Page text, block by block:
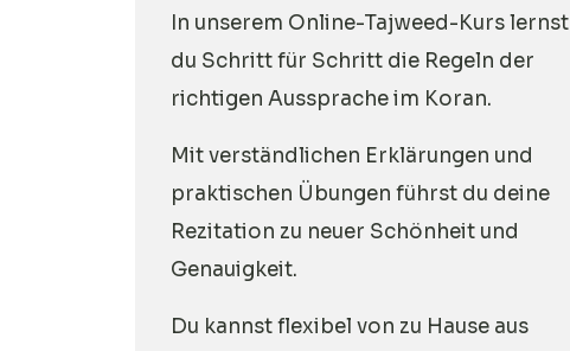
In unserem Online-Tajweed-Kurs lernst
du Schritt für Schritt die Regeln der
richtigen Aussprache im Koran.
Mit verständlichen Erklärungen und
praktischen Übungen führst du deine
Rezitation zu neuer Schönheit und
Genauigkeit.
Du kannst flexibel von zu Hause aus